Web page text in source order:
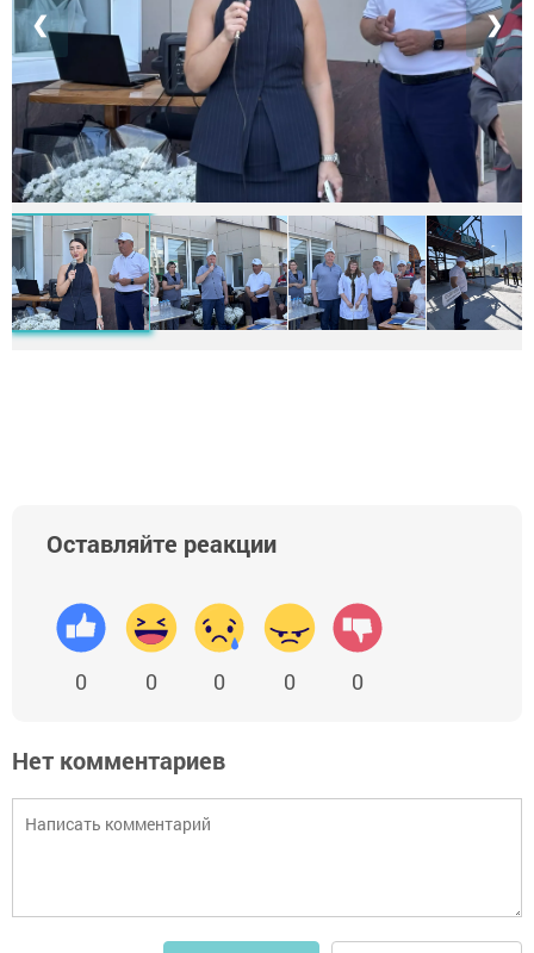
❮ ❯
Оставляйте реакции
0 0 0 0 0
Нет комментариев